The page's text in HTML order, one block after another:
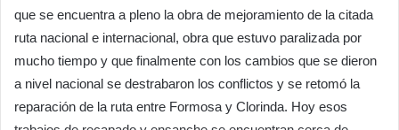
que se encuentra a pleno la obra de mejoramiento de la citada
ruta nacional e internacional, obra que estuvo paralizada por
mucho tiempo y que finalmente con los cambios que se dieron
a nivel nacional se destrabaron los conflictos y se retomó la
reparación de la ruta entre Formosa y Clorinda. Hoy esos